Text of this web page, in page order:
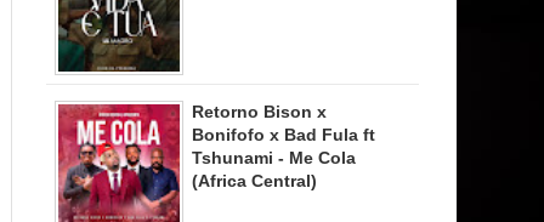
Retorno Bison x
Bonifofo x Bad Fula ft
Tshunami - Me Cola
(Africa Central)